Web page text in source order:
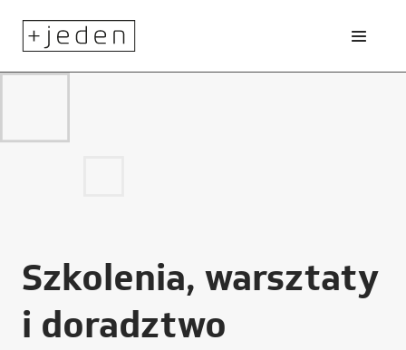
Szkolenia, warsztaty
i doradztwo